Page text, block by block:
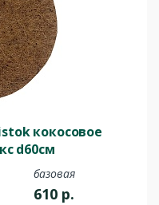
кокосовое
d60см
базовая
610 р.